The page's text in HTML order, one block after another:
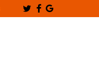
TwitterFacebook
Google-
Plus